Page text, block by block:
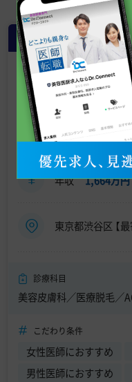
常勤
東京都 おすすめ
年収 1,664万円
東京都渋谷区 【
診療科目
美容皮膚科／医療脱毛／
こだわり条件
女性医師におすすめ
男性医師におすすめ